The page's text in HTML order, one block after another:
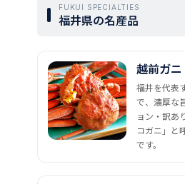
FUKUI SPECIALTIES
福井県の名産品
越前ガニ
福井を代表
で、濃厚な
ョン・訳あ
コガニ」と
です。